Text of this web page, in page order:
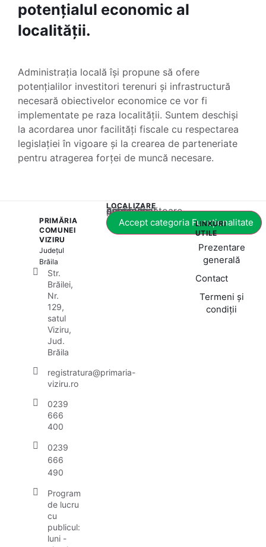
potențialul economic al
localității.
Administrația locală își propune să ofere
potențialilor investitori terenuri și infrastructură
necesară obiectivelor economice ce vor fi
implementate pe raza localității. Suntem deschiși
la acordarea unor facilități fiscale cu respectarea
legislației în vigoare și la crearea de parteneriate
pentru atragerea forței de muncă necesare.
PRIMĂRIA
COMUNEI
VIZIRU
Județul
Brăila
Str.
Brăilei,
Nr.
129,
satul
Viziru,
Jud.
Brăila
registratura@primaria-
viziru.ro
0239
666
400
0239
666
490
Program
de lucru
cu
publicul:
luni -
LOCALIZARE
Acest conținut este blocat până când acceptați categoria corespunzătoare de cookie-uri.
Accept categoria Funcționalitate
LINKURI
UTILE
Prezentare
generală
Contact
Termeni și
condiții